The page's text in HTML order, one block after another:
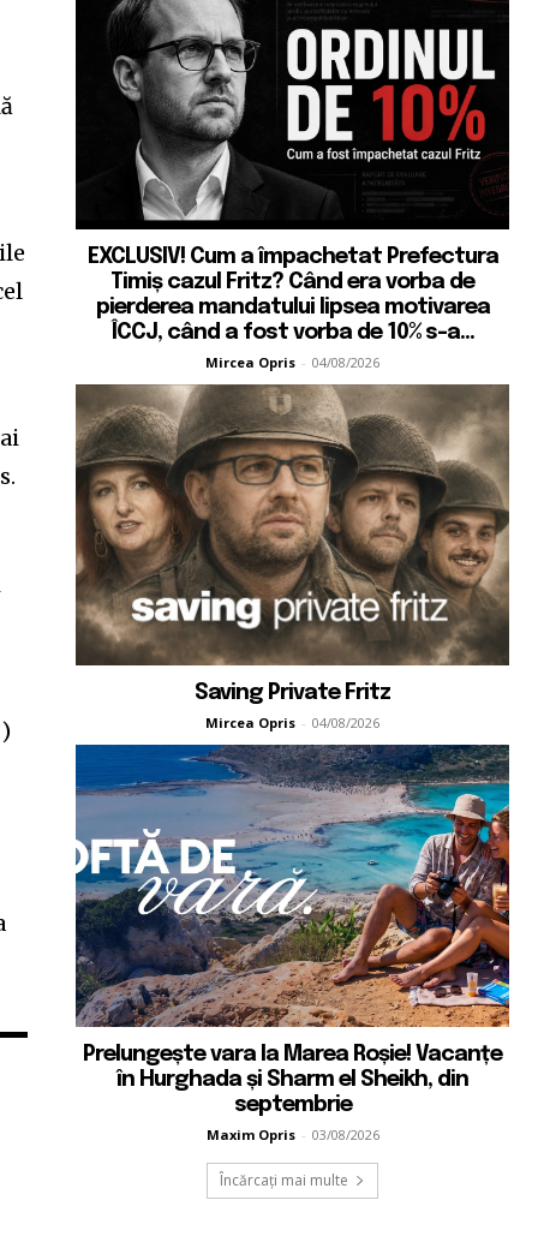
EXCLUSIV! Cum a împachetat Prefectura
Timiș cazul Fritz? Când era vorba de
pierderea mandatului lipsea motivarea
ÎCCJ, când a fost vorba de 10% s-a...
Mircea Opris - 04/08/2026
Saving Private Fritz
Mircea Opris - 04/08/2026
Prelungește vara la Marea Roșie! Vacanțe
în Hurghada și Sharm el Sheikh, din
septembrie
Maxim Opris - 03/08/2026
Încărcați mai multe